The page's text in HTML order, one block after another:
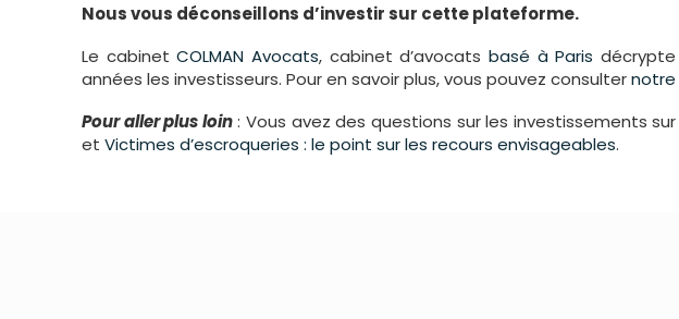
Nous vous déconseillons d’investir sur cette plateforme.
Le cabinetCOLMAN Avocats, cabinet d’avocats basé à Paris
années les investisseurs. Pour en savoir plus, vous pouvez consulternotre
Pour aller plus loin: Vous avez des questions sur les investissements
et Victimes d’escroqueries : le point sur les recours envisageables.